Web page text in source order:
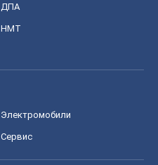
ДПА
НМТ
Электромобили
Сервис